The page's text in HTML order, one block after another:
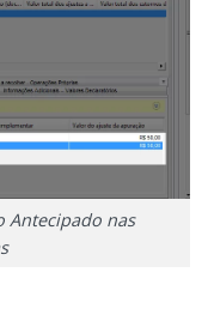
Antecipado nas